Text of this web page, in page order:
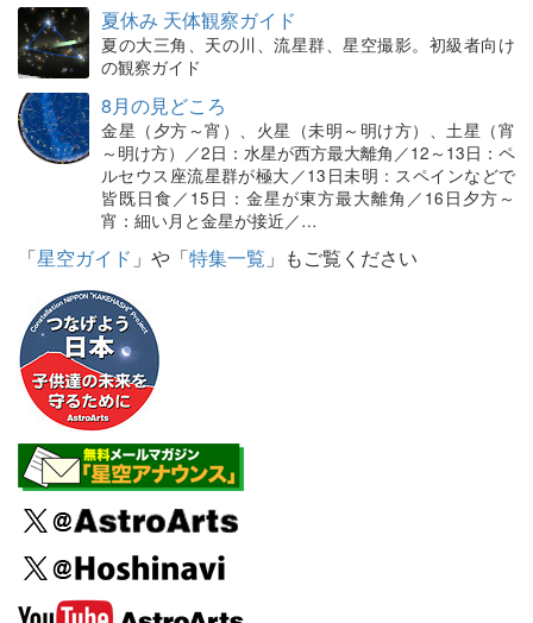
夏休み 天体観察ガイド
夏の大三角、天の川、流星群、星空撮影。初級者向け
の観察ガイド
8月の見どころ
金星（夕方～宵）、火星（未明～明け方）、土星（宵
～明け方）／2日：水星が西方最大離角／12～13日：ペ
ルセウス座流星群が極大／13日未明：スペインなどで
皆既日食／15日：金星が東方最大離角／16日夕方～
宵：細い月と金星が接近／…
「星空ガイド 」や「特集一覧 」もご覧ください